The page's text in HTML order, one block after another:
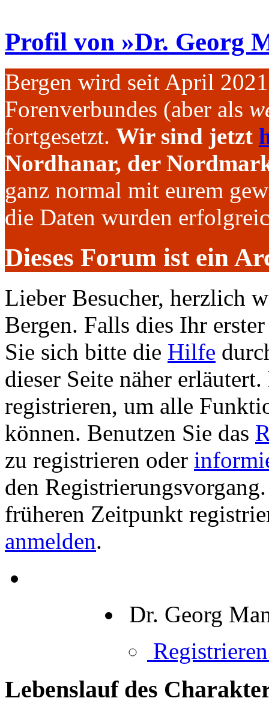
Profil von »Dr. Georg
Bergen wird seit April
Forenverbundes (aber als
fortgesetzt. Wir sind jetzt
Nordhanar, der
ganz normal mit eurem
die Daten wurden
Dieses Forum ist ein
Lieber Besucher, herzlich
Bergen. Falls dies Ihr
Sie sich bitte die Hilfe
dieser Seite näher
registrieren, um alle
können. Benutzen Sie das
zu registrieren oder
den
früheren Zeitpunkt
anmelden.
Dr. Georg
Lebenslauf des